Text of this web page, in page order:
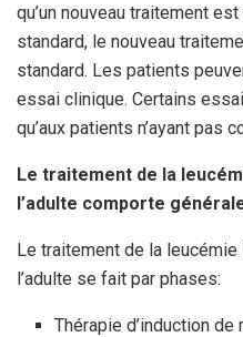
qu’un nouveau traitement
standard, le nouveau
standard. Les patients
essai clinique. Certains
qu’aux patients n’ayant pas
Le traitement de la
l’adulte comporte
Le traitement de la
l’adulte se fait par phases:
Thérapie d’induction